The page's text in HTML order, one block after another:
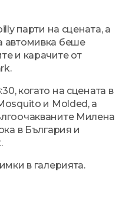
парти на сцената, а
автомивка беше
и карачите от
когато на сцената в
и Molded, а
Милена
в България и
в галерията.